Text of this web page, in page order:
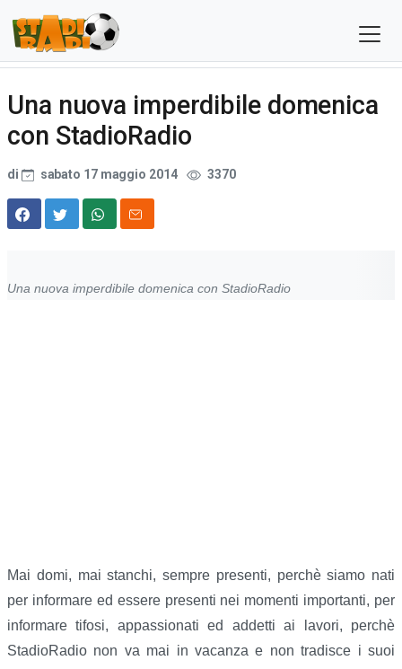
Una nuova imperdibile domenica
con StadioRadio
di sabato 17 maggio 2014 3370
Una nuova imperdibile domenica con StadioRadio
Mai domi, mai stanchi, sempre presenti, perchè siamo nati
per informare ed essere presenti nei momenti importanti, per
informare tifosi, appassionati ed addetti ai lavori, perchè
StadioRadio non va mai in vacanza e non tradisce i suoi